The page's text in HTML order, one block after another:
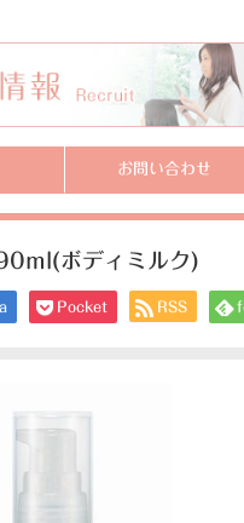
お問い合わせ
ボディミルク)
Pocket RSS